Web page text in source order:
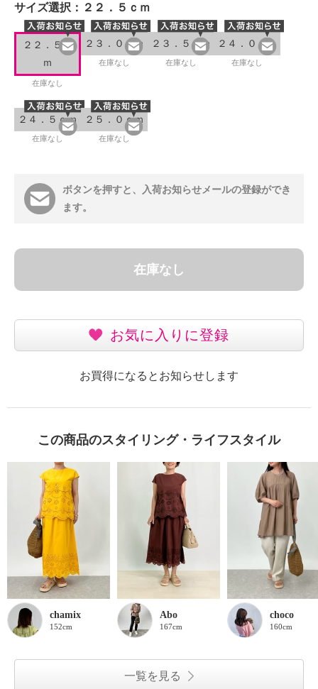
サイズ選択： ２２．５ｃｍ
２２．５ｃ
ｍ
在庫なし
２３．０ｃｍ
在庫なし
２３．５ｃｍ
在庫なし
２４．０ｃｍ
在庫なし
２４．５ｃｍ
在庫なし
２５．０ｃｍ
在庫なし
ボタンを押すと、入荷お知らせメールの登録ができ
ます。
在庫なし
お気に入りに登録
お買得になるとお知らせします
この商品のスタイリング・ライフスタイル
chamix
152cm
Abo
167cm
choco
160cm
一覧を見る